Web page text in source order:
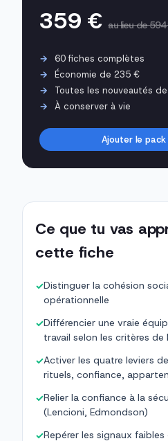
359 €au lieu de 594
60 fiches complètes
Économie de 235 €
Toutes les nouveautés
À conserver à vie
Ajouter le
Ce que tu vas
cette fiche
✓Distinguer la cohésion
opérationnelle
✓Différencier une vraie
travail selon les critères
✓Activer les quatre leviers
rituels, confiance,
✓Relier la confiance à la
(Lencioni, Edmondson)
✓Repérer les signaux